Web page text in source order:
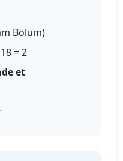
Bölüm)
= 2
et